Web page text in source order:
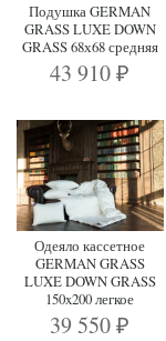
Подушка GERMAN
GRASS LUXE DOWN
GRASS 68х68 средняя
43 910₽
Одеяло кассетное
GERMAN GRASS
LUXE DOWN GRASS
150x200 легкое
39 550₽